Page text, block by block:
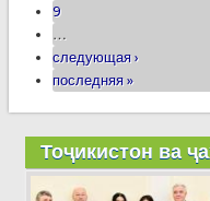
9
…
следующая ›
последняя »
Тоҷикистон ва